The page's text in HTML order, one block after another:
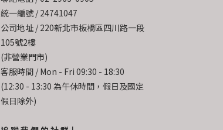
統一編號 / 24741047
公司地址 / 220新北市板橋區四川路一段
105號2樓
(非營業門市)
客服時間 / Mon - Fri 09:30 - 18:30
(12:30 - 13:30 為午休時間，假日及國定
假日除外)